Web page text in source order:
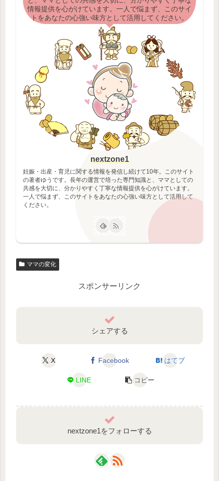
情報提供を心がけています。一人で悩まず、このサイ
トをあなたの心強い味方として活用してください。
nextzone1
妊娠・出産・育児に関する情報を発信し続けて10年。このサイト
の著者ゆうです。長年の運営で培った専門知識と、ママとしての
共感を大切に、分かりやすく丁寧な情報提供を心がけています。
一人で悩まず、このサイトをあなたの心強い味方として活用して
ください。
ママの変化
スポンサーリンク
シェアする
X Facebook はてブ
LINE コピー
nextzone1をフォローする